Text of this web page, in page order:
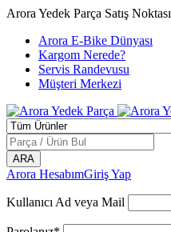
Arora Yedek Parça Satış Noktası
Arora E-Bike Dünyası
Kargom Nerede?
Servis Randevusu
Müşteri Merkezi
Arora HesabımGiriş Yap
Kullanıcı Ad veya Mail